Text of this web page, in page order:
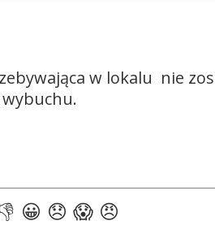
w lokalu nie
wybuchu.